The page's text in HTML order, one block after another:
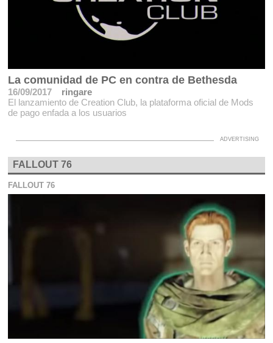
La comunidad de PC en contra de Bethesda
16/09/2017
ringare
El lanzamiento de Creation Club, la plataforma oficial de Mods
de pago enfada a los usuarios
FALLOUT 76
FALLOUT 76